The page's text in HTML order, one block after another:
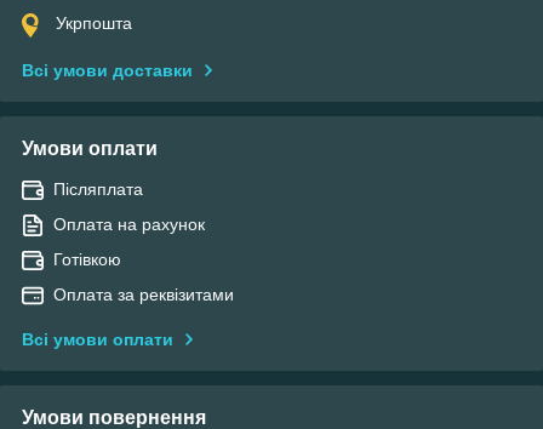
Укрпошта
Всі умови доставки
Умови оплати
Післяплата
Оплата на рахунок
Готівкою
Оплата за реквізитами
Всі умови оплати
Умови повернення